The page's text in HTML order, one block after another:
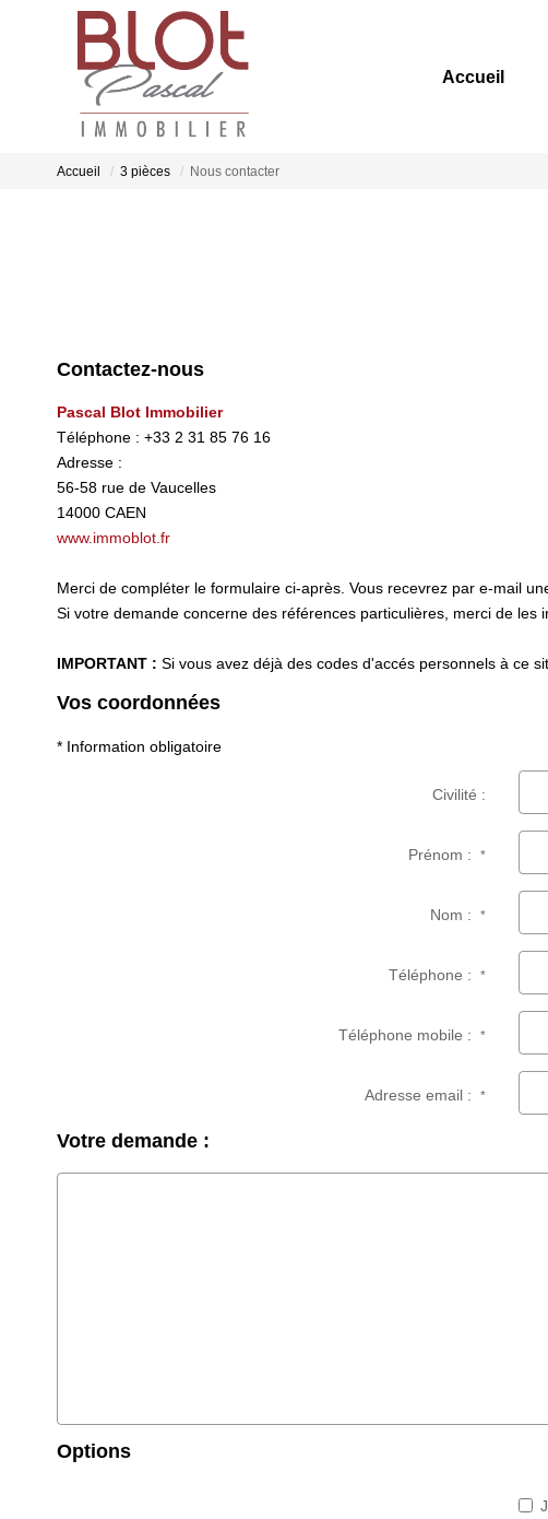
Accueil
Accueil 3 pièces Nous contacter
Contactez-nous
Pascal Blot Immobilier
Téléphone : +33 2 31 85 76 16
Adresse :
56-58 rue de Vaucelles
14000 CAEN
www.immoblot.fr
Merci de compléter le formulaire ci-après. Vous recevrez par e-mail
Si votre demande concerne des références particulières, merci de les
IMPORTANT : Si vous avez déjà des codes d'accés personnels à ce
Vos coordonnées
* Information obligatoire
Civilité :
Prénom :*
Nom :*
Téléphone :*
Téléphone mobile :*
Adresse email :*
Votre demande :
Options